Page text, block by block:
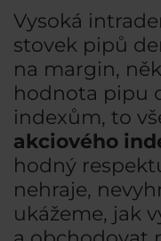
Vysoká
stovek pipů
na margin,
hodnota pipu
indexům, to
akciového
hodný
nehraje,
ukážeme, jak